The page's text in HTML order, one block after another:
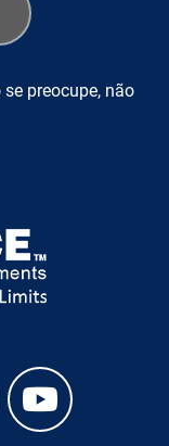
se preocupe, não